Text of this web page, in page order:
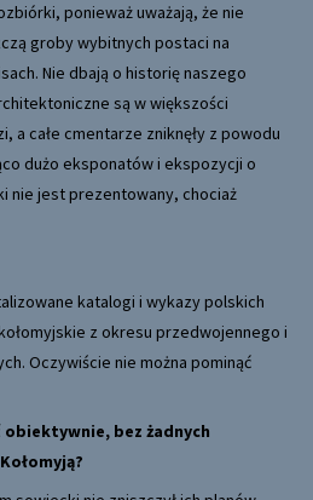
ponieważ uważają, że nie
groby wybitnych postaci na
Nie dbają o historię naszego
są w większości
a całe cmentarze zniknęły z powodu
dużo eksponatów i ekspozycji o
nie jest prezentowany, chociaż
katalogi i wykazy polskich
z okresu przedwojennego i
Oczywiście nie można pominąć
bez żadnych